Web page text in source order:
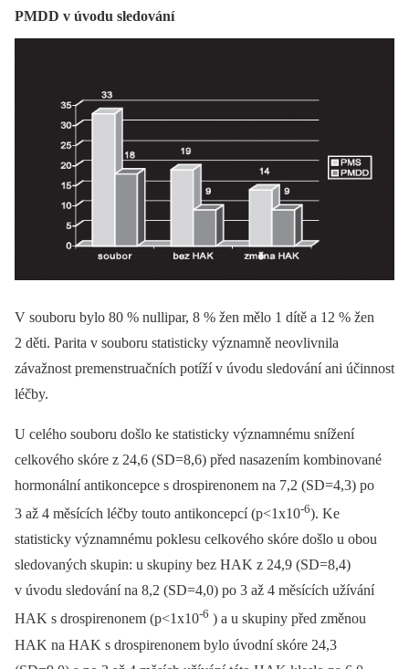
PMDD v úvodu sledování
V souboru bylo 80 % nullipar, 8 % žen mělo 1 dítě a 12 % žen
2 děti. Parita v souboru statisticky významně neovlivnila
závažnost premenstruačních potíží v úvodu sledování ani účinnost
léčby.
U celého souboru došlo ke statisticky významnému snížení
celkového skóre z 24,6 (SD=8,6) před nasazením kombinované
hormonální antikoncepce s drospirenonem na 7,2 (SD=4,3) po
3 až 4 měsících léčby touto antikoncepcí (p<1x10-6). Ke
statisticky významnému poklesu celkového skóre došlo u obou
sledovaných skupin: u skupiny bez HAK z 24,9 (SD=8,4)
v úvodu sledování na 8,2 (SD=4,0) po 3 až 4 měsících užívání
HAK s drospirenonem (p<1x10-6 ) a u skupiny před změnou
HAK na HAK s drospirenonem bylo úvodní skóre 24,3